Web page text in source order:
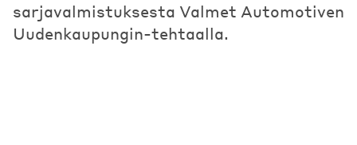
sarjavalmistuksesta Valmet Automotiven
Uudenkaupungin-tehtaalla.